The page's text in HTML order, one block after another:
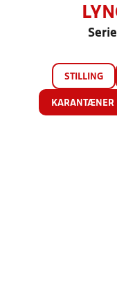
STILLING
KARANTÆNER